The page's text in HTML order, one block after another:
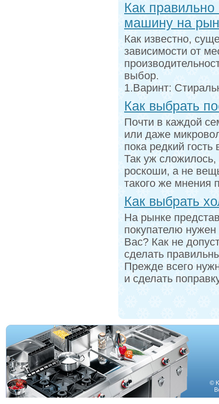
Как
машину на
Как известно,
зависимости от
выбор.
1.Варинт:
Как выбрать
Почти в каждой
или даже
пока редкий
Так уж сложилось,
роскоши, а не
такого же мнения
Как выбрать
На рынке
покупателю
Вас? Как не
сделать
Прежде всего
и сделать
©